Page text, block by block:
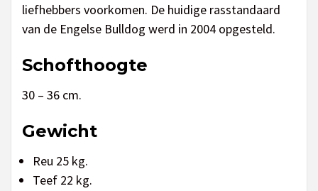
liefhebbers voorkomen. De huidige rasstandaard
van de Engelse Bulldog werd in 2004 opgesteld.
Schofthoogte
30 – 36 cm.
Gewicht
Reu 25 kg.
Teef 22 kg.